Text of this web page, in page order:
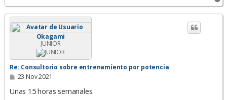
r
r
Okagami
JUNIOR
Re: Consultorio sobre entrenamiento por potencia
M
n
23 Nov 2021
Unas 15 horas semanales.